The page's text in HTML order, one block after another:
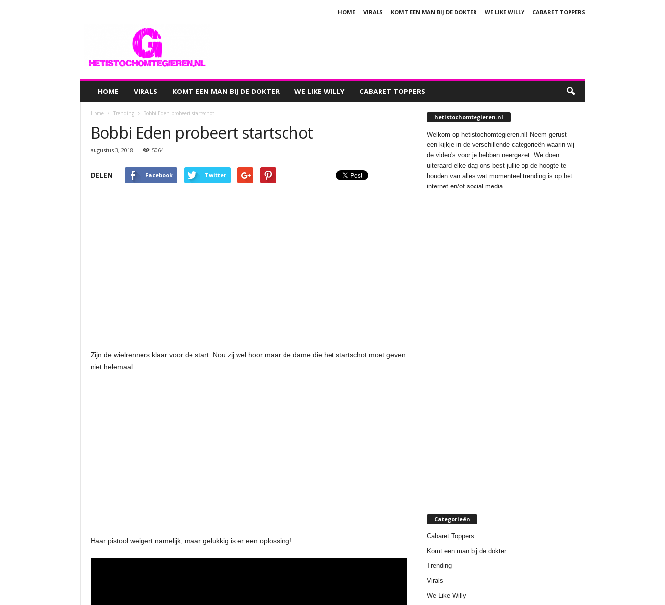
HOME VIRALS KOMT EEN MAN BIJ DE DOKTER WE LIKE WILLY
CABARET TOPPERS
HOME VIRALS KOMT EEN MAN BIJ DE DOKTER WE LIKE WILLY CABARET TOPPERS
Home Trending Bobbi Eden probeert startschot
Bobbi Eden probeert startschot
augustus 3, 2018 5064
DELEN Facebook Twitter
Zijn de wielrenners klaar voor de start. Nou zij wel hoor maar de dame die het startschot moet geven
niet helemaal.
Haar pistool weigert namelijk, maar gelukkig is er een oplossing!
hetistochomtegieren.nl
Welkom op hetistochomtegieren.nl! Neem gerust
een kijkje in de verschillende categorieën waarin wij
de video's voor je hebben neergezet. We doen
uiteraard elke dag ons best jullie op de hoogte te
houden van alles wat momenteel trending is op het
internet en/of social media.
Categorieën
Cabaret Toppers
Komt een man bij de dokter
Trending
Virals
We Like Willy